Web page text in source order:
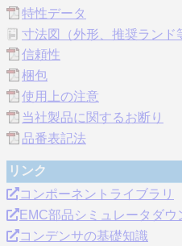
特性データ
寸法図（外形、推奨ランド
信頼性
梱包
使用上の注意
当社製品に関するお断り
品番表記法
リンク
コンポーネントライブラリ
EMC部品シミュレータダウ
コンデンサの基礎知識